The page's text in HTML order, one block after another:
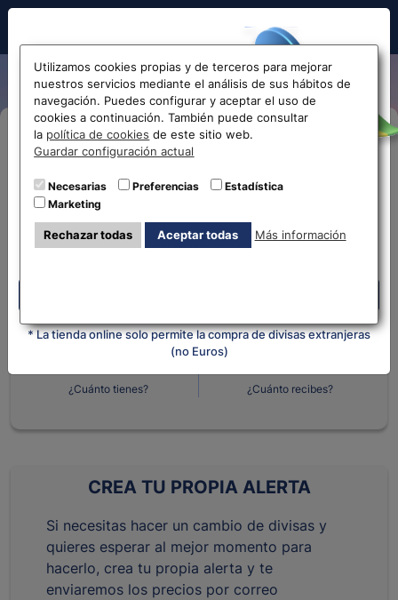
Hola!
Antes de acceder
la web...
Selecciona tu oficina más
cercana
* La tienda online solo permite la compra de divisas extranjeras
(no Euros)
Compra Online
Despliega y selecciona tu oficina
¿Qué moneda tienes?
¿Qué moneda
Cantidad en
¿Cuánto tienes?
Cantidad en
¿Cuánto recibes?
CREA TU PROPIA ALERTA
Si necesitas hacer un cambio de divisas y
quieres esperar al mejor momento para
hacerlo, crea tu propia alerta y te
enviaremos los precios por correo
Utilizamos cookies propias y de terceros para mejorar
nuestros servicios mediante el análisis de sus hábitos de
navegación. Puedes configurar y aceptar el uso de
cookies a continuación. También puede consultar
la política de cookies de este sitio web.
Guardar configuración actual
Necesarias Preferencias
Estadística
Marketing
Rechazar todas Aceptar todas Más información